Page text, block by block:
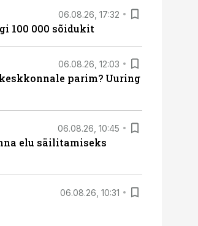
06.08.26, 17:32
100 000 sõidukit
06.08.26, 12:03
parim? Uuring
06.08.26, 10:45
elu säilitamiseks
06.08.26, 10:31